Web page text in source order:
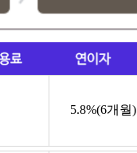
5.8%(6개월)